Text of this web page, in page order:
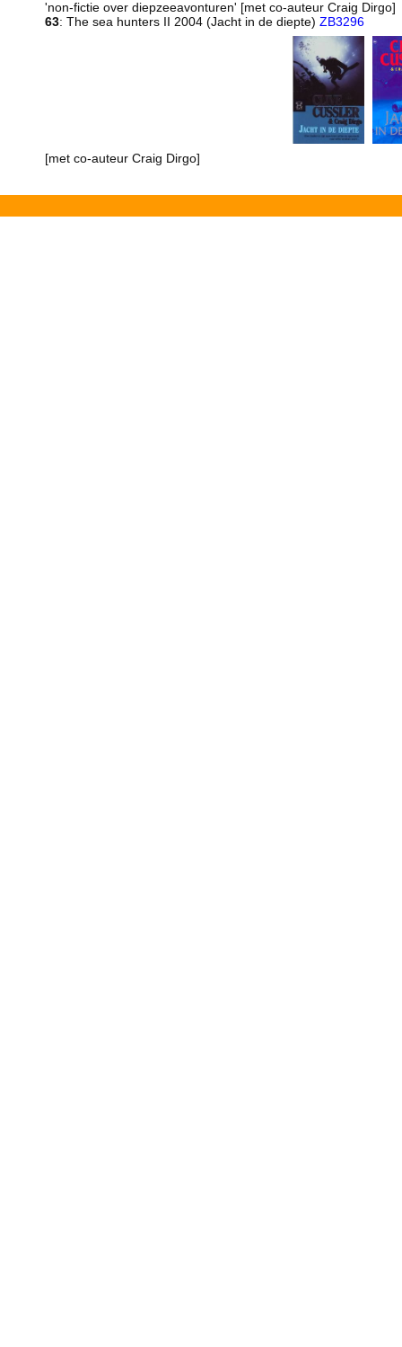
'non-fictie over diepzeeavonturen' [met co-auteur Craig Dirgo]
63: The sea hunters II 2004 (Jacht in de diepte) ZB3296
[met co-auteur Craig Dirgo]